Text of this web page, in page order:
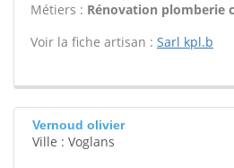
Métiers : Rénovation plomberie
Voir la fiche artisan : Sarl kpl.b
Vernoud olivier
Ville : Voglans